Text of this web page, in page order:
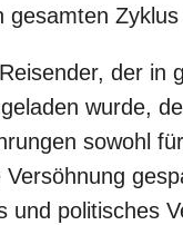
der in
wurde,
sowohl
und politisches